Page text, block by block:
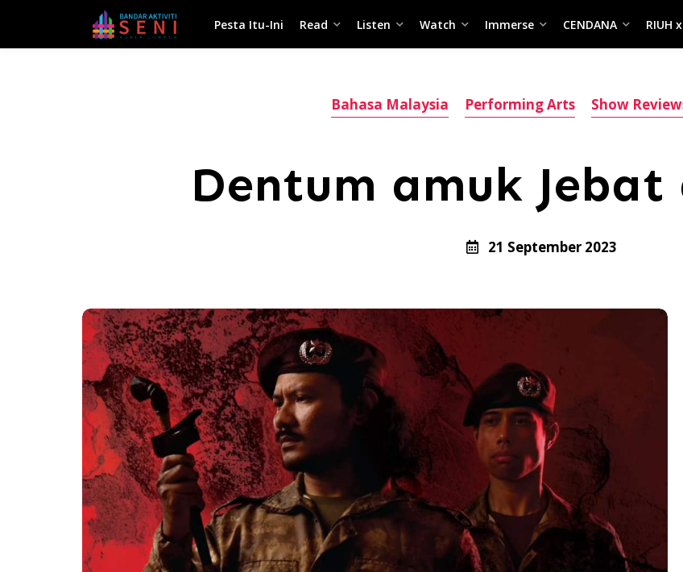
Pesta Itu-Ini Read Listen Watch Immerse CENDANA RIUH
Bahasa Malaysia Performing Arts Show
Dentum amuk Jebat
21 September 2023